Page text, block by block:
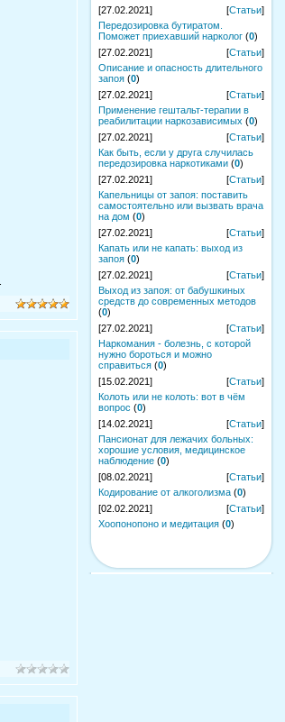
[27.02.2021]
[Статьи]
Передозировка бутиратом.
Поможет приехавший нарколог (0)
[27.02.2021]
[Статьи]
Описание и опасность длительного
запоя (0)
[27.02.2021]
[Статьи]
Применение гештальт-терапии в
реабилитации наркозависимых (0)
[27.02.2021]
[Статьи]
Как быть, если у друга случилась
передозировка наркотиками (0)
[27.02.2021]
[Статьи]
Капельницы от запоя: поставить
самостоятельно или вызвать врача
на дом (0)
[27.02.2021]
[Статьи]
Капать или не капать: выход из
запоя (0)
[27.02.2021]
[Статьи]
Выход из запоя: от бабушкиных
средств до современных методов
(0)
[27.02.2021]
[Статьи]
Наркомания - болезнь, с которой
нужно бороться и можно
справиться (0)
[15.02.2021]
[Статьи]
Колоть или не колоть: вот в чём
вопрос (0)
[14.02.2021]
[Статьи]
Пансионат для лежачих больных:
хорошие условия, медицинское
наблюдение (0)
[08.02.2021]
[Статьи]
Кодирование от алкоголизма (0)
[02.02.2021]
[Статьи]
Хоопонопоно и медитация (0)